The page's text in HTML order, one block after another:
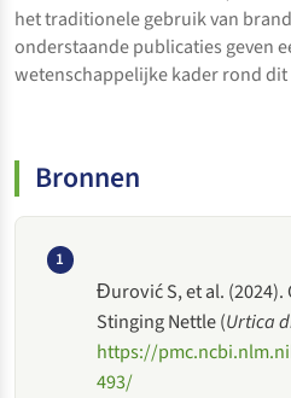
het traditionele gebruik van
onderstaande publicaties geven
wetenschappelijke kader rond
Bronnen
1
Đurović S, et al.
Stinging Nettle (Urtica
https://
493/